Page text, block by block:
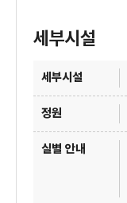
세부시설